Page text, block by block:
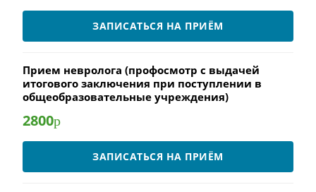
ЗАПИСАТЬСЯ НА ПРИЁМ
Прием невролога (профосмотр с выдачей
итогового заключения при поступлении в
общеобразовательные учреждения)
2800р
ЗАПИСАТЬСЯ НА ПРИЁМ